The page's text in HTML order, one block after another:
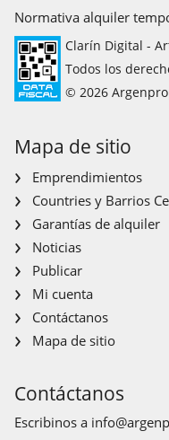
Normativa alquiler
Clarín Digital -
Todos los
© 2026
Mapa de sitio
Emprendimientos
Countries y Barrios
Garantías de alquiler
Noticias
Publicar
Mi cuenta
Contáctanos
Mapa de sitio
Contáctanos
Escribinos a